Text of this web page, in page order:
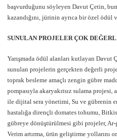
başvurduğunu söyleyen Davut Çetin,
kazandığını, jürinin ayrıca bir özel
SUNULAN PROJELER ÇOK
Yarışmada ödül alanları kutlayan Davut
sunulan projelerin gerçekten değerli
toprak besleme amaçlı zengin gübre
pompasıyla akaryakıtsız sulama projesi,
ile dijital sera yönetimi, Su ve gübrenin
hastalığa dirençli domates tohumu,
gübreye dönüştürülmesi gibi projeler,
Verim artırma, ürün geliştirme yollarını